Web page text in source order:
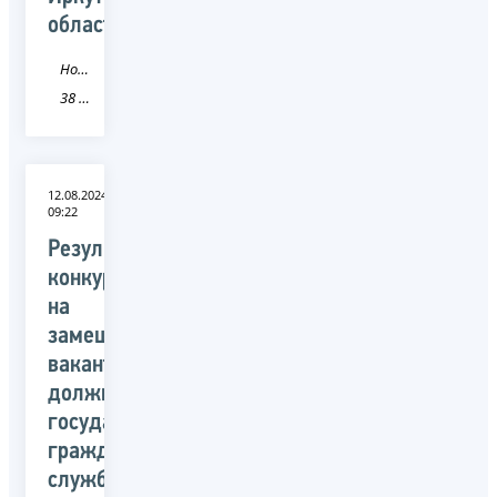
области
Новость
38 Иркутская область
12.08.2024
09:22
Результаты
конкурса
на
замещение
вакантных
должностей
государственной
гражданской
службы